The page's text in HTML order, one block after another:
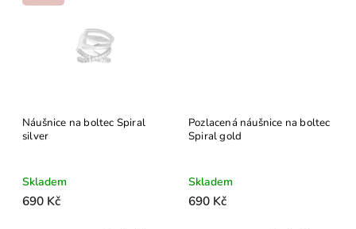
Náušnice na boltec Spiral
silver
Skladem
690 Kč
Pozlacená náušnice na boltec
Spiral gold
Skladem
690 Kč